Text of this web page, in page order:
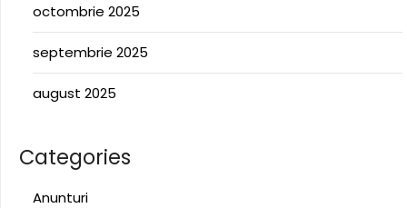
octombrie 2025
septembrie 2025
august 2025
Categories
Anunturi